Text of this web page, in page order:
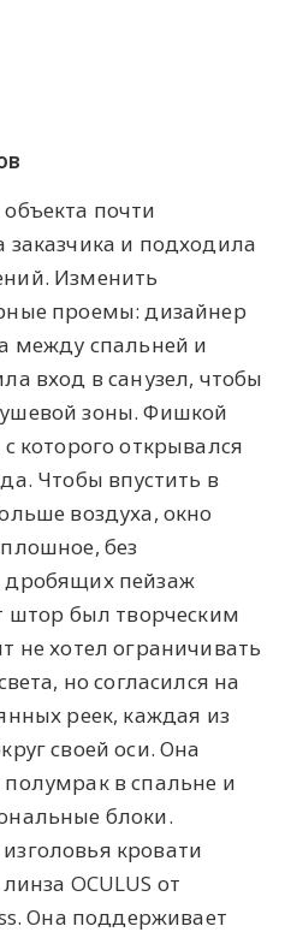
почти
заказчика и подходила
Изменить
проемы: дизайнер
между спальней и
вход в санузел, чтобы
зоны. Фишкой
которого открывался
Чтобы впустить в
воздуха, окно
без
пейзаж
штор был творческим
не хотел ограничивать
но согласился на
реек, каждая из
своей оси. Она
в спальне и
блоки.
кровати
OCULUS от
Она поддерживает